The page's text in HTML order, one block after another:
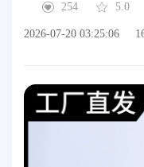
254
5.0
2026-07-20 03:25:06